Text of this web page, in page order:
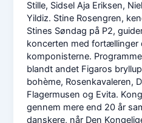
Stille, Sidsel Aja Eriksen,
Yildiz. Stine Rosengren,
Stines Søndag på P2,
koncerten med fortællinger
komponisterne.
blandt andet Figaros
bohème, Rosenkavaleren,
Flagermusen og Evita.
gennem mere end 20 år
danskere, når Den